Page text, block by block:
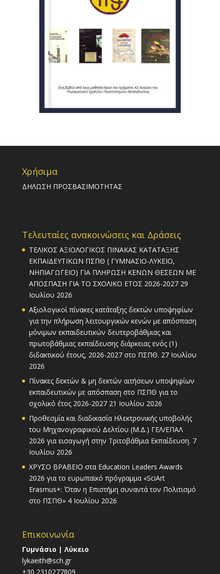
Χρήσιμα
ΔΗΛΩΣΗ ΠΡΟΣΒΑΣΙΜΟΤΗΤΑΣ
Τελευταίες ανακοινώσεις και Δράσεις
ΤΕΛΙΚΟΣ ΑΞΙΟΛΟΓΙΚΟΣ ΠΙΝΑΚΑΣ ΚΑΤΑΤΑΞΗΣ
ΕΚΠΑΙΔΕΥΤΙΚΩΝ ΠΣΠΘ ( ΓΥΜΝΑΣΙΟ-ΛΥΚΕΙΟ,
ΝΗΠΙΑΓΩΓΕΙΟ) ΓΙΑ ΠΛΗΡΩΣΗ ΚΕΝΩΝ ΘΕΣΕΩΝ ΜΕ
ΑΠΟΣΠΑΣΗ ΓΙΑ ΤΟ ΣΧΟΛΙΚΟ ΕΤΟΣ 2026-2027 29
Ιουλίου 2026
Αξιολογικοί πίνακες κατάταξης δεκτών υποψηφίων
για την πλήρωση λειτουργικών κενών με απόσπαση
μόνιμων εκπαιδευτικών δευτεροβάθμιας και
πρωτοβάθμιας εκπαίδευσης διάρκειας ενός (1)
διδακτικού έτους, 2026-2027 στο ΠΣΠΘ. 27 Ιουλίου
2026
Πίνακες δεκτών & μη δεκτών αιτήσεων υποψηφίων
εκπαιδευτικών με απόσπαση στο ΠΣΠΘ για το
σχολικό έτος 2026-2027 21 Ιουλίου 2026
Προθεσμία και διαδικασία Ηλεκτρονικής υποβολής
του Μηχανογραφικού Δελτίου (Μ.Δ.) ΓΕΛ/ΕΠΑΛ
2026 για εισαγωγή στην Τριτοβάθμια Εκπαίδευση. 7
Ιουλίου 2026
ΧΡΥΣΟ ΒΡΑΒΕΙΟ στα Education Leaders Awards
2026 για το ευρωπαϊκό πρόγραμμα «SciArt
Erasmus+: Όταν η Επιστήμη συναντά τον Πολιτισμό
στο ΠΣΠΘ» 4 Ιουλίου 2026
Επικοινωνία
Γυμνάσιο | Λύκειο
lykaeith@sch.gr
+30 2310277809